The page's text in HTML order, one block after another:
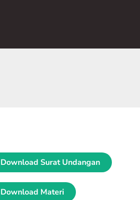
Download Surat Undangan
Download Materi